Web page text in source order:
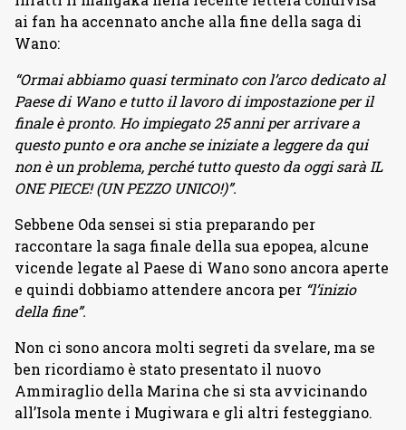
ai fan ha accennato anche alla fine della saga di
Wano:
“Ormai abbiamo quasi terminato con l’arco dedicato al
Paese di Wano e tutto il lavoro di impostazione per il
finale è pronto. Ho impiegato 25 anni per arrivare a
questo punto e ora anche se iniziate a leggere da qui
non è un problema, perché tutto questo da oggi sarà IL
ONE PIECE! (UN PEZZO UNICO!)”.
Sebbene Oda sensei si stia preparando per
raccontare la saga finale della sua epopea, alcune
vicende legate al Paese di Wano sono ancora aperte
e quindi dobbiamo attendere ancora per “l’inizio
della fine”.
Non ci sono ancora molti segreti da svelare, ma se
ben ricordiamo è stato presentato il nuovo
Ammiraglio della Marina che si sta avvicinando
all’Isola mente i Mugiwara e gli altri festeggiano.